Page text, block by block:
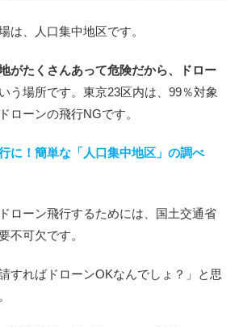
は、人口集中地区です。
地がたくさんあって危険だから、ドロー
う場所です。東京23区内は、99％対象
ローンの飛行NGです。
に！簡単な「人口集中地区」の調べ
ローン飛行するためには、国土交通省
不可欠です。
すればドローンOKなんでしょ？」と思